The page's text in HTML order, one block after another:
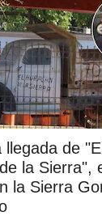
de "El
la Sierra",
la Sierra